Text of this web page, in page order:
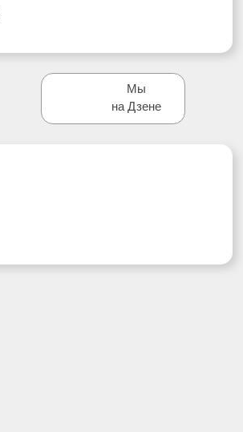
Мы
на Дзене